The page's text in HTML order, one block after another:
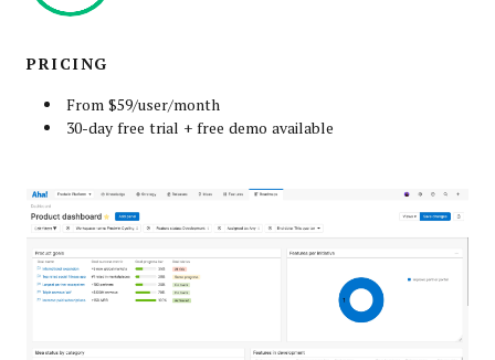
PRICING
From $59/user/month
30-day free trial + free demo available